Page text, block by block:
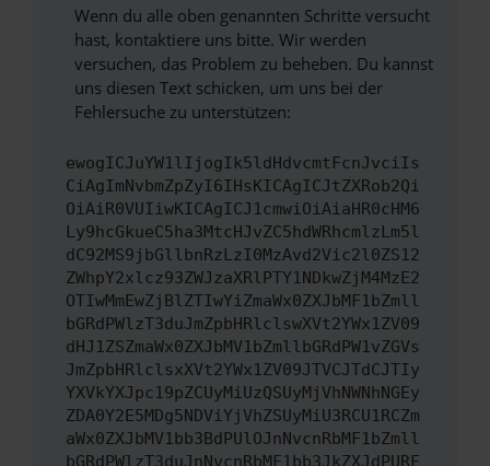
Wenn du alle oben genannten Schritte versucht
hast, kontaktiere uns bitte. Wir werden
versuchen, das Problem zu beheben. Du kannst
uns diesen Text schicken, um uns bei der
Fehlersuche zu unterstützen:
ewogICJuYW1lIjogIk5ldHdvcmtFcnJvciIs
CiAgImNvbmZpZyI6IHsKICAgICJtZXRob2Qi
OiAiR0VUIiwKICAgICJ1cmwiOiAiaHR0cHM6
Ly9hcGkueC5ha3MtcHJvZC5hdWRhcmlzLm5l
dC92MS9jbGllbnRzLzI0MzAvd2Vic2l0ZS12
ZWhpY2xlcz93ZWJzaXRlPTY1NDkwZjM4MzE2
OTIwMmEwZjBlZTIwYiZmaWx0ZXJbMF1bZmll
bGRdPWlzT3duJmZpbHRlclswXVt2YWx1ZV09
dHJ1ZSZmaWx0ZXJbMV1bZmllbGRdPW1vZGVs
JmZpbHRlclsxXVt2YWx1ZV09JTVCJTdCJTIy
YXVkYXJpc19pZCUyMiUzQSUyMjVhNWNhNGEy
ZDA0Y2E5MDg5NDViYjVhZSUyMiU3RCU1RCZm
aWx0ZXJbMV1bb3BdPUlOJnNvcnRbMF1bZmll
bGRdPWlzT3duJnNvcnRbMF1bb3JkZXJdPURF